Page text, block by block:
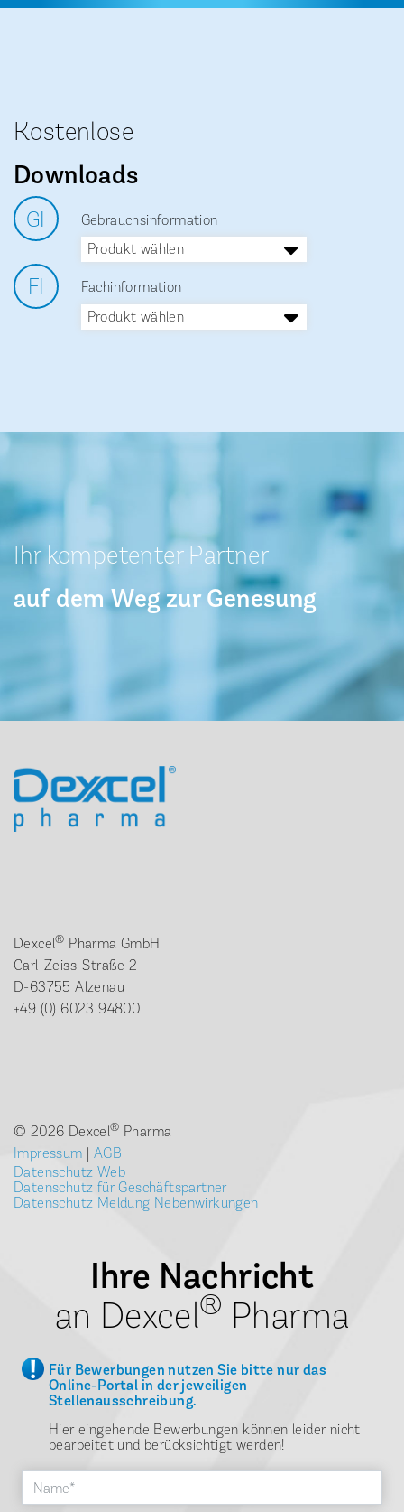
Kostenlose
Downloads
GI
Gebrauchsinformation
Produkt wählen
®
FI
Fachinformation
Produkt wählen
Ihr kompetenter Partner
auf dem Weg zur Genesung
Dexcel® Pharma GmbH
Carl-Zeiss-Straße 2
D-63755 Alzenau
+49 (0) 6023 94800
© 2026 Dexcel® Pharma
Impressum | AGB
Datenschutz Web
Datenschutz für Geschäftspartner
Datenschutz Meldung Nebenwirkungen
Ihre Nachricht
an Dexcel® Pharma
Für Bewerbungen nutzen Sie bitte nur das
Online-Portal in der jeweiligen
Stellenausschreibung.
Hier eingehende Bewerbungen können leider nicht
bearbeitet und berücksichtigt werden!
Name